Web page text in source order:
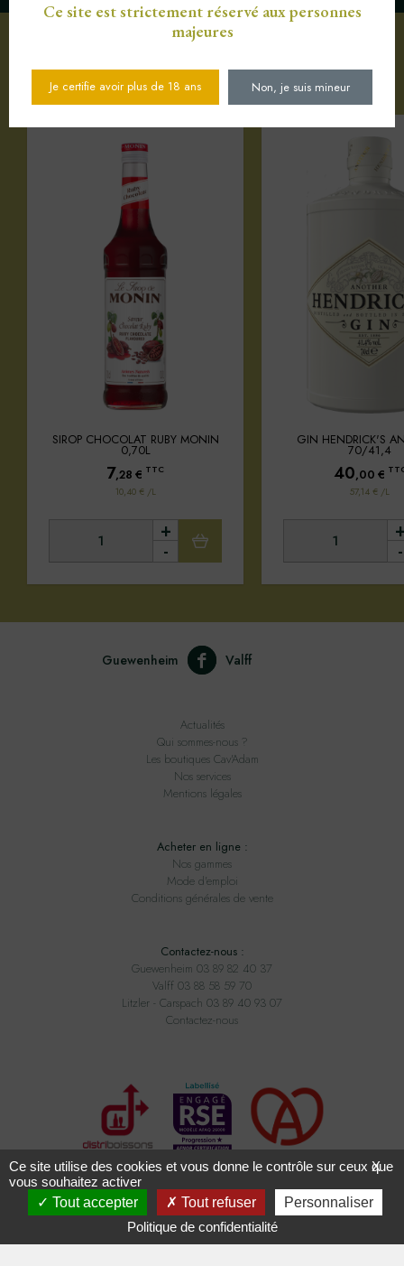
SIROP CHOCOLAT RUBY MONIN
0,70L
7,28 € TTC
10,40 € /L
-
+
GIN HENDRICK'S
70/41,4
40,00 €
57,14 € /L
-
Guewenheim Valff
Actualités
Qui sommes-nous ?
Les boutiques Cav'Adam
Nos services
Mentions légales
Acheter en ligne :
Nos gammes
Mode d'emploi
Conditions générales de vente
Contactez-nous :
Guewenheim 03 89 82 40 37
Valff 03 88 58 59 70
Litzler - Carspach 03 89 40 93 07
Contactez-nous
Tous droits réservés ADAM BOISSONS - Conception2exviaavecMasteredit
Ce site est strictement réservé aux personnes
majeures
Je certifie avoir plus de 18 ans Non, je suis mineur
X
Ce site utilise des cookies et vous donne le contrôle sur ceux que
vous souhaitez activer
Tout accepter
Tout refuser
Personnaliser
Politique de confidentialité